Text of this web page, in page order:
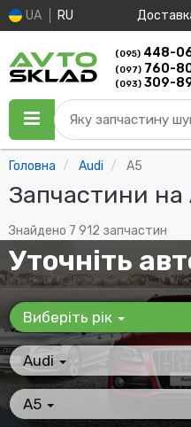
UA RU
(095) 448-
(097) 760-
(093) 309-
Яку запчастину
Головна Audi A5
Запчастини на
Знайдено 7 912 запчастин
Уточніть
Виберіть рік
Audi
A5